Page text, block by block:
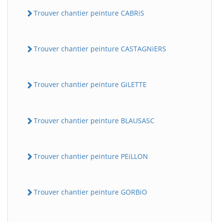
Trouver chantier peinture CABRiS
Trouver chantier peinture CASTAGNiERS
Trouver chantier peinture GiLETTE
Trouver chantier peinture BLAUSASC
Trouver chantier peinture PEiLLON
Trouver chantier peinture GORBiO